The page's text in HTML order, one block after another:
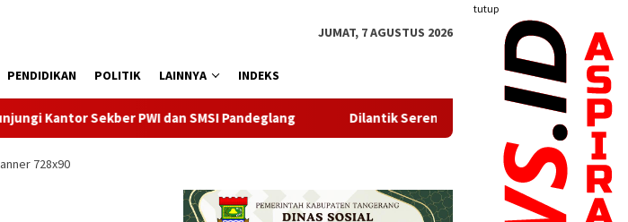
tutup
JUMAT, 7 AGUSTUS 2026
PENDIDIKAN POLITIK LAINNYA INDEKS
SMSI Pandeglang Dilantik Serentak, TP PKK, Bunda PAUD dan Bunda Posyandu Kecamatan